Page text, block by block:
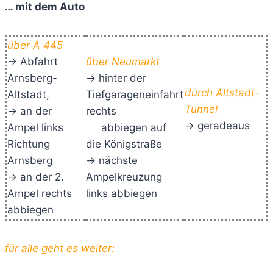
… mit dem Auto
über A 445
-> Abfahrt
Arnsberg-
Altstadt,
-> an der
Ampel links
Richtung
Arnsberg
-> an der 2.
Ampel rechts
abbiegen
über Neumarkt
-> hinter der
Tiefgarageneinfahrt
rechts
abbiegen auf
die Königstraße
-> nächste
Ampelkreuzung
links abbiegen
durch Altstadt-
Tunnel
-> geradeaus
für alle geht es weiter: